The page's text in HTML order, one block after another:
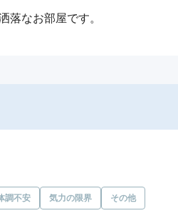
落なお部屋です。
調不安 気力の限界 その他